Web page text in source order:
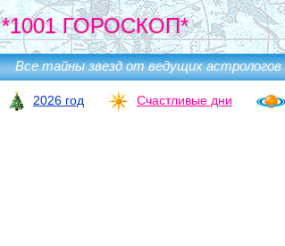
*1001 ГОРОСКОП*
Все тайны звезд от ведущих астрологов
2026 год Счастливые дни